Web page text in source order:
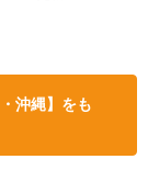
沖縄】をも